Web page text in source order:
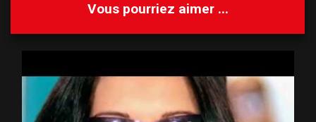
Vous pourriez aimer ...